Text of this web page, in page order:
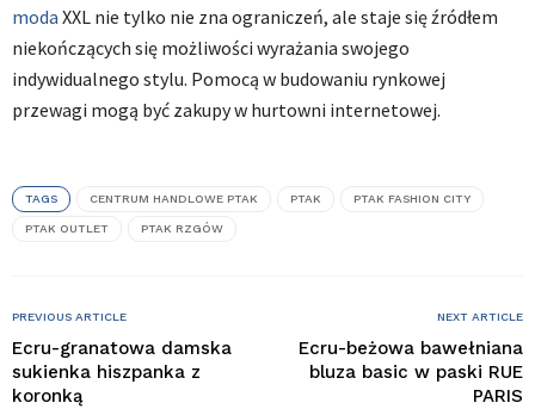
moda XXL nie tylko nie zna ograniczeń, ale staje się źródłem
niekończących się możliwości wyrażania swojego
indywidualnego stylu. Pomocą w budowaniu rynkowej
przewagi mogą być zakupy w hurtowni internetowej.
TAGS CENTRUM HANDLOWE PTAK PTAK PTAK FASHION CITY
PTAK OUTLET PTAK RZGÓW
PREVIOUS ARTICLE
Ecru-granatowa damska
sukienka hiszpanka z
koronką
NEXT ARTICLE
Ecru-beżowa bawełniana
bluza basic w paski RUE
PARIS